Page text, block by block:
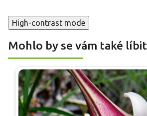
High-contrast mode
Mohlo by se vám také líbit